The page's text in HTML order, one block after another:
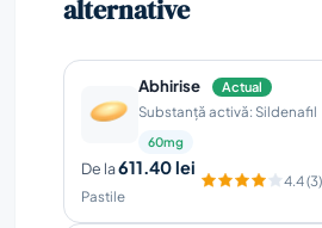
alternative
Abhirise Actual
Substanță activă: Sildenafil
60mg
De la611.40 lei
Pastile
4.4 (3)